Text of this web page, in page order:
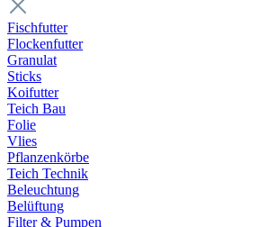
Fischfutter
Flockenfutter
Granulat
Sticks
Koifutter
Teich Bau
Folie
Vlies
Pflanzenkörbe
Teich Technik
Beleuchtung
Belüftung
Filter & Pumpen